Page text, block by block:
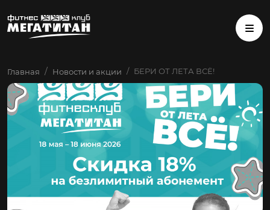
Главная Новости и акции БЕРИ ОТ ЛЕТА ВСЁ!